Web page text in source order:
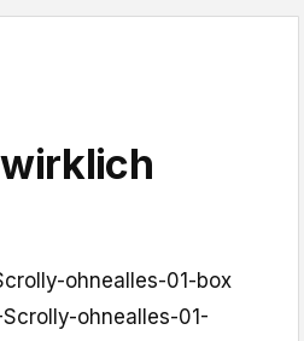
ohnealles-01-box
ohnealles-01-